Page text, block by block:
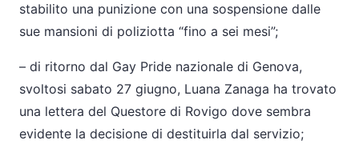
stabilito una punizione con una sospensione dalle
sue mansioni di poliziotta “fino a sei mesi”;
– di ritorno dal Gay Pride nazionale di Genova,
svoltosi sabato 27 giugno, Luana Zanaga ha trovato
una lettera del Questore di Rovigo dove sembra
evidente la decisione di destituirla dal servizio;